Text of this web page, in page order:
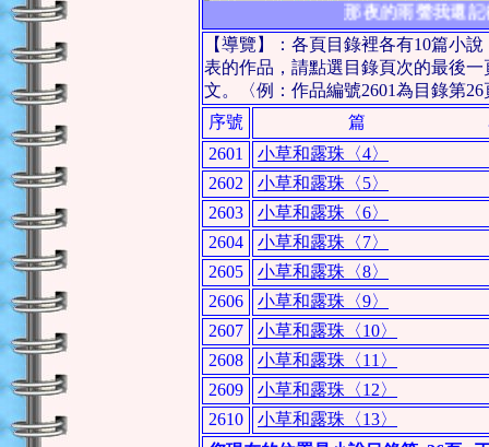
那夜的雨聲我還記
【導覽】：各頁目錄裡各有10篇小
表的作品，請點選目錄頁次的最後
文。〈例：作品編號2601為目錄第
序號
篇
2601
小草和露珠〈4〉
2602
小草和露珠〈5〉
2603
小草和露珠〈6〉
2604
小草和露珠〈7〉
2605
小草和露珠〈8〉
2606
小草和露珠〈9〉
2607
小草和露珠〈10〉
2608
小草和露珠〈11〉
2609
小草和露珠〈12〉
2610
小草和露珠〈13〉